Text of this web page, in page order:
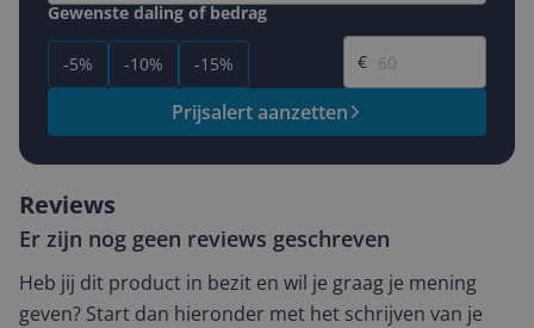
Gewenste daling of bedrag
-5% -10% -15%
Gewenste prijs
€
Prijsalert aanzetten
Reviews
Er zijn nog geen reviews geschreven
Heb jij dit product in bezit en wil je graag je mening
geven? Start dan hieronder met het schrijven van je